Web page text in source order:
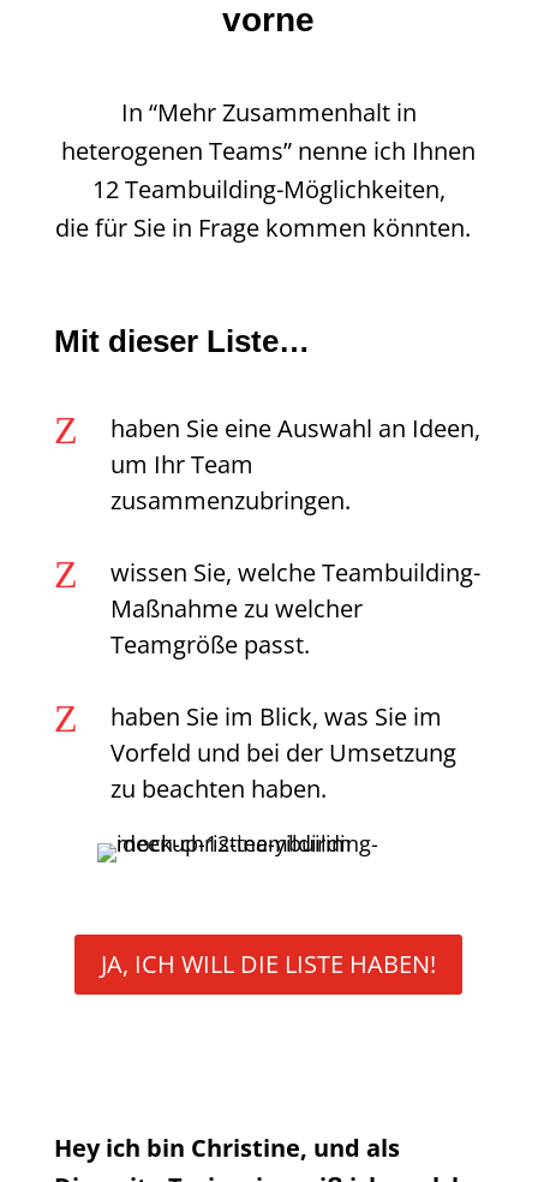
vorne
In “Mehr Zusammenhalt in
heterogenen Teams” nenne ich Ihnen
12 Teambuilding-Möglichkeiten,
die für Sie in Frage kommen könnten.
Mit dieser Liste…
Z
haben Sie eine Auswahl an Ideen,
um Ihr Team
zusammenzubringen.
Z
wissen Sie, welche Teambuilding-
Maßnahme zu welcher
Teamgröße passt.
Z
haben Sie im Blick, was Sie im
Vorfeld und bei der Umsetzung
zu beachten haben.
JA, ICH WILL DIE LISTE HABEN!
Hey ich bin Christine, und als